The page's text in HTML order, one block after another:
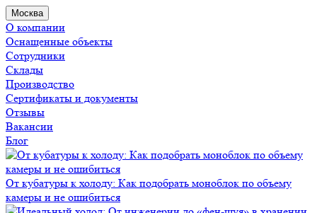
Москва
О компании
Оснащенные объекты
Сотрудники
Склады
Производство
Сертификаты и документы
Отзывы
Вакансии
Блог
От кубатуры к холоду: Как подобрать моноблок по объему
камеры и не ошибиться